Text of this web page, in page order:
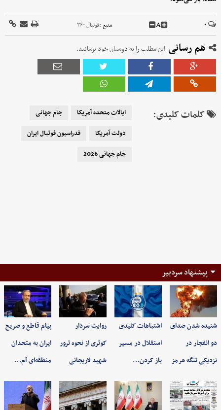
۰ A منبع :فوتبال ۳۶۰
هم رسانی این مطلب را به دوستان خود برسانید.
کلمات کلیدی: ایالات متحده آمریکا
جام جهانی
دولت آمریکا
فدراسیون فوتبال ایران
جام جهانی 2026
پیشنهاد سردبیر
شنیده شدن صدای
دو انفجار در
نزدیکی تنگه هرمز
اشتباهات کلیدی
استقلال در مسیر
باز کردن…
روایت سردار
کوثری از نحوه ترور
شهید لاریجانی
پیام قاطع و صریح
ایران به متحدان
منطقه‌ای آم…